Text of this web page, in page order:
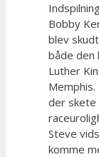
Bobby
blev
både den
Luther
der skete
Steve
komme